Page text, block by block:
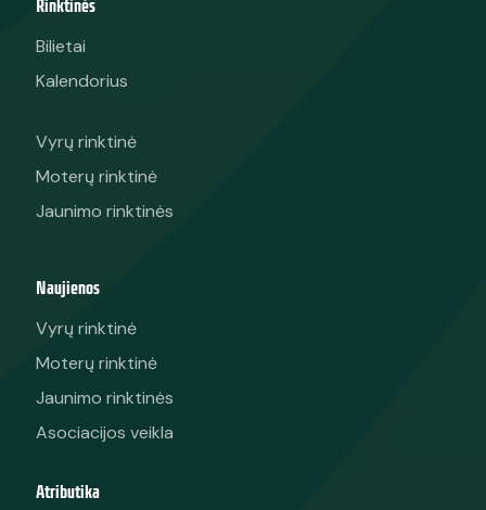
Bilietai
Kalendorius
Vyrų rinktinė
Moterų rinktinė
Jaunimo rinktinės
Naujienos
Vyrų rinktinė
Moterų rinktinė
Jaunimo rinktinės
Asociacijos veikla
Atributika